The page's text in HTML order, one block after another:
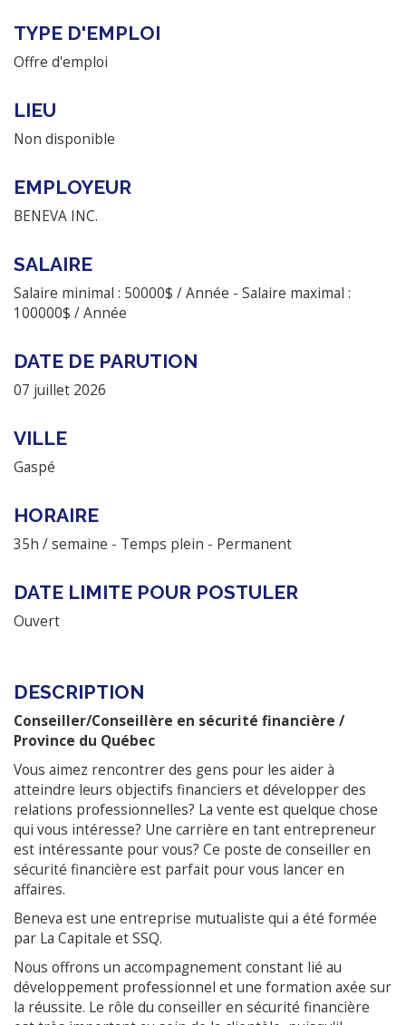
TYPE D'EMPLOI
Offre d'emploi
LIEU
Non disponible
EMPLOYEUR
BENEVA INC.
SALAIRE
Salaire minimal : 50000$ / Année - Salaire maximal :
100000$ / Année
DATE DE PARUTION
07 juillet 2026
VILLE
Gaspé
HORAIRE
35h / semaine - Temps plein - Permanent
DATE LIMITE POUR POSTULER
Ouvert
DESCRIPTION
Conseiller/Conseillère en sécurité financière /
Province du Québec
Vous aimez rencontrer des gens pour les aider à
atteindre leurs objectifs financiers et développer des
relations professionnelles? La vente est quelque chose
qui vous intéresse? Une carrière en tant entrepreneur
est intéressante pour vous? Ce poste de conseiller en
sécurité financière est parfait pour vous lancer en
affaires.
Beneva est une entreprise mutualiste qui a été formée
par La Capitale et SSQ.
Nous offrons un accompagnement constant lié au
développement professionnel et une formation axée sur
la réussite. Le rôle du conseiller en sécurité financière